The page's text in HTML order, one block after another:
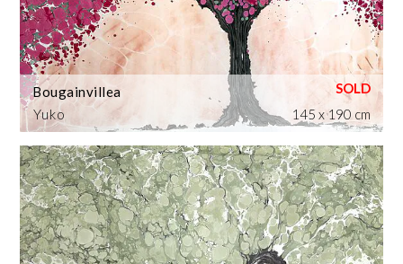
Yuko
Bougainvillea
145 x 190 cm